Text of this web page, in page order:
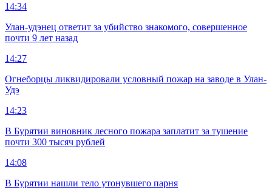
14:34
Улан-удэнец ответит за убийство знакомого, совершенное
почти 9 лет назад
14:27
Огнеборцы ликвидировали условный пожар на заводе в Улан-
Удэ
14:23
В Бурятии виновник лесного пожара заплатит за тушение
почти 300 тысяч рублей
14:08
В Бурятии нашли тело утонувшего парня